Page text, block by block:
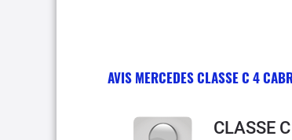
AVIS MERCEDES CLASSE C 4
CLASSE